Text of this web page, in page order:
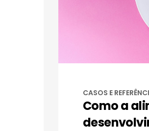
CASOS E
Como a